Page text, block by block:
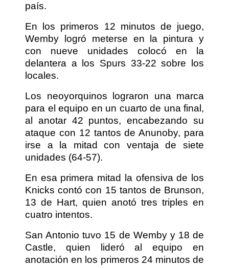
país.
En los primeros 12 minutos de juego,
Wemby logró meterse en la pintura y
con nueve unidades colocó en la
delantera a los Spurs 33-22 sobre los
locales.
Los neoyorquinos lograron una marca
para el equipo en un cuarto de una final,
al anotar 42 puntos, encabezando su
ataque con 12 tantos de Anunoby, para
irse a la mitad con ventaja de siete
unidades (64-57).
En esa primera mitad la ofensiva de los
Knicks contó con 15 tantos de Brunson,
13 de Hart, quien anotó tres triples en
cuatro intentos.
San Antonio tuvo 15 de Wemby y 18 de
Castle, quien lideró al equipo en
anotación en los primeros 24 minutos de